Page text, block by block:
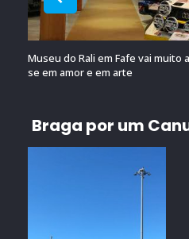
Museu do Rali em Fafe vai muito
se em amor e em arte
Braga por um